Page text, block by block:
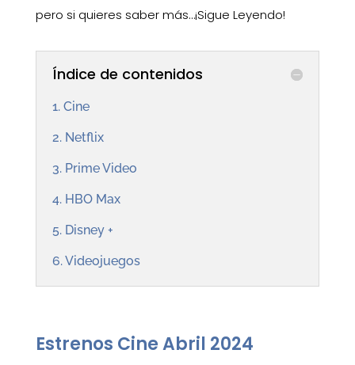
pero si quieres saber más…¡Sigue Leyendo!
Índice de contenidos
1. Cine
2. Netflix
3. Prime Video
4. HBO Max
5. Disney +
6. Videojuegos
Estrenos Cine Abril 2024